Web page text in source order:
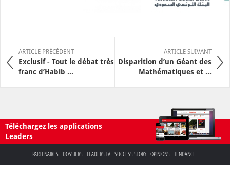
ARTICLE PRÉCÉDENT
Exclusif - Tout le débat très
franc d’Habib ...
ARTICLE SUIVANT
Disparition d’un Géant des
Mathématiques et ...
Téléchargez les applications
Leaders
PARTENAIRES DOSSIERS LEADERS TV SUCCESS STORY OPINIONS TENDANCE